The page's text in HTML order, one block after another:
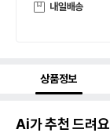
내일배송
상품정보
Ai가 추천 드려요